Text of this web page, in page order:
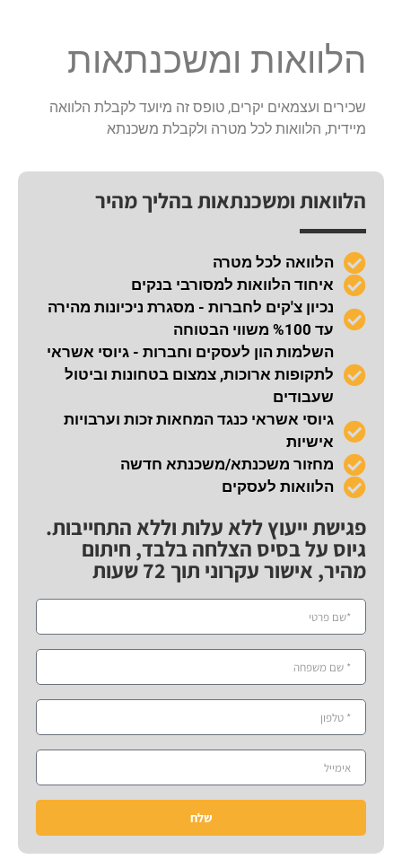
הלוואות ומשכנתאות
שכירים ועצמאים יקרים, טופס זה מיועד לקבלת הלוואה
מיידית, הלוואות לכל מטרה ולקבלת משכנתא
הלוואות ומשכנתאות בהליך מהיר
הלוואה לכל מטרה
איחוד הלוואות למסורבי בנקים
נכיון צ'קים לחברות - מסגרת ניכיונות מהירה
עד %100 משווי הבטוחה
השלמות הון לעסקים וחברות - גיוסי אשראי
לתקופות ארוכות, צמצום בטחונות וביטול
שעבודים
גיוסי אשראי כנגד המחאות זכות וערבויות
אישיות
מחזור משכנתא/משכנתא חדשה
הלוואות לעסקים
פגישת ייעוץ ללא עלות וללא התחייבות.
גיוס על בסיס הצלחה בלבד, חיתום
מהיר, אישור עקרוני תוך 72 שעות
שלח